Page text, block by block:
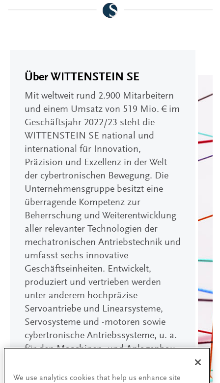
Über WITTENSTEIN SE
Mit weltweit rund 2.900 Mitarbeitern
und einem Umsatz von 519 Mio. € im
Geschäftsjahr 2022/23 steht die
WITTENSTEIN SE national und
international für Innovation,
Präzision und Exzellenz in der Welt
der cybertronischen Bewegung. Die
Unternehmensgruppe besitzt eine
überragende Kompetenz zur
Beherrschung und Weiterentwicklung
aller relevanter Technologien der
mechatronischen Antriebstechnik und
umfasst sechs innovative
Geschäftseinheiten. Entwickelt,
produziert und vertrieben werden
unter anderem hochpräzise
Servoantriebe und Linearsysteme,
Servosysteme und -motoren sowie
cybertronische Antriebssysteme, u. a.
für den Maschinen- und Anlagenbau,
und Gas-Exploration.
We use analytics cookies that help us enhance site